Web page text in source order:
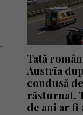
Tată
Austria
condusă
răsturnat.
de ani ar